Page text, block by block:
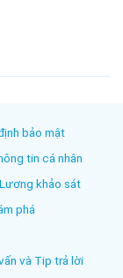
bảo mật
tin cá nhân
Lương khảo sát
phá
và Tip trả lời